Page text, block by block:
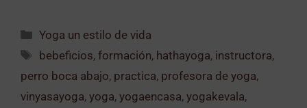
Yoga un estilo de vida
bebeficios,formación, hathayoga, instructora,
perro boca abajo, practica, profesora de yoga,
vinyasayoga, yoga, yogaencasa, yogakevala,